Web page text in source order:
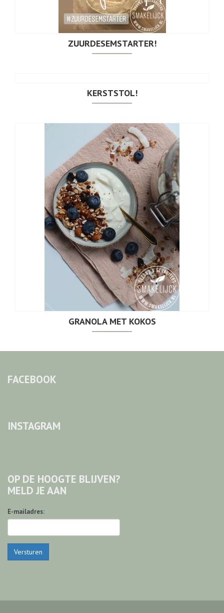
ZUURDESEMSTARTER!
KERSTSTOL!
GRANOLA MET KOKOS
FACEBOOK
INSTAGRAM
OP DE HOOGTE BLIJVEN?
MELD JE AAN
E-mailadres:
Versturen